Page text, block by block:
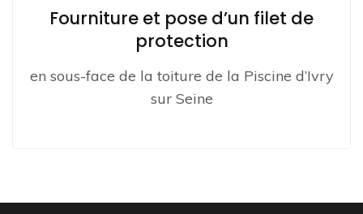
Fourniture et pose d’un filet de
protection
en sous-face de la toiture de la Piscine d’Ivry
sur Seine